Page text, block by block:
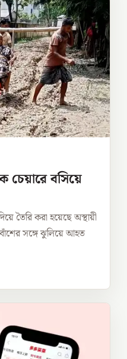
চেয়ারে বসিয়ে
তৈরি করা হয়েছে অস্থায়ী
বাঁশের সঙ্গে ঝুলিয়ে আহত